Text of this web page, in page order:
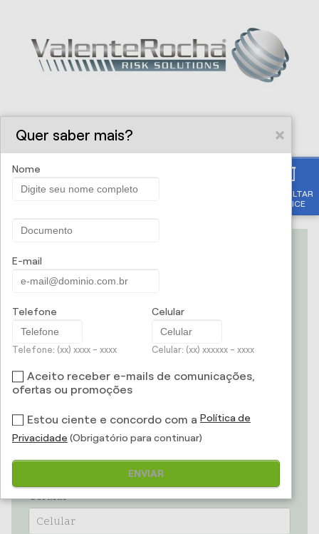
CONSULTAR
APÓLICE
Nome
CPF/CNPJ
E-mail
Telefone
Formato: (xx) xxxx - xxxx
Celular
Quer saber mais?
Nome
E-mail
Telefone
Telefone: (xx) xxxx - xxxx
Celular
Celular: (xx) xxxxxx - xxxx
Aceito receber e-mails de comunicações,
ofertas ou promoções
Estou ciente e concordo com a Política de
Privacidade (Obrigatório para continuar)
ENVIAR